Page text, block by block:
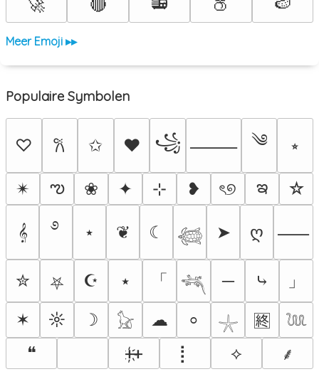
🚀
🔴 🍑 🍉
Meer Emoji ▸▸
Populaire Symbolen
♡ 𐙚 ✩ ♥ ꧁ ⸻ ༄ ⭒
✴︎ ఌ ❀ ✦ ⊹ ❥ ৎ୭ ఇ ☆
𝄞 ࿔ ⋆ ❦ ☾ 𓆉 ➤ ღ ⸺
✮ ⛧ ☪ ⭑ 「 𓆈 ─ ⤷
」
✶
☼ ☽ 𓃠 ☁ ⸰ 𓇼 🈡
𓆙
❝
ᚐ҉ᚐ ⡇ ⟡ ⸙